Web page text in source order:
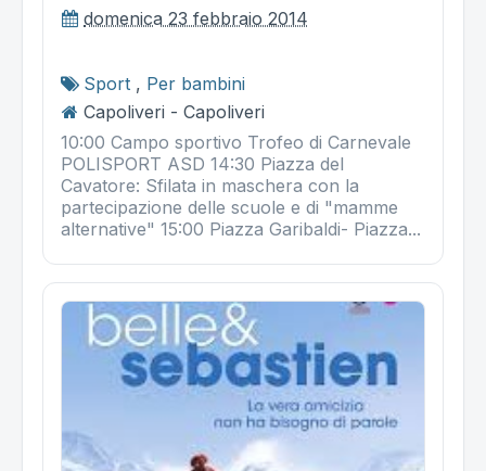
domenica 23 febbraio 2014
Sport , Per bambini
Capoliveri - Capoliveri
10:00 Campo sportivo Trofeo di Carnevale
POLISPORT ASD 14:30 Piazza del
Cavatore: Sfilata in maschera con la
partecipazione delle scuole e di "mamme
alternative" 15:00 Piazza Garibaldi- Piazza...